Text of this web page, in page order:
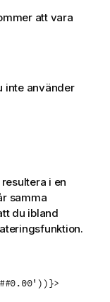
att vara
inte använder
i en
samma
du ibland